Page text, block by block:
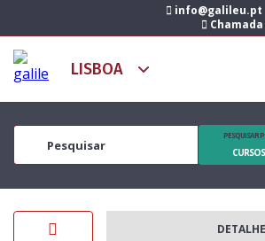
info@galileu.pt
PESQUISAR
CURSOS